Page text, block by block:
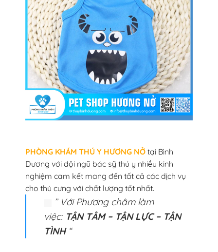
PHÒNG KHÁM THÚ Y HƯƠNG NỞtại Bình
Dương với đội ngũ bác sỹ thú y nhiều kinh
nghiệm cam kết mang đến tất cả các dịch vụ
cho thú cưng với chất lượng tốt nhất.
” Với Phương châm làm
việc: TẬN TÂM – TẬN LỰC – TẬN
TÌNH“